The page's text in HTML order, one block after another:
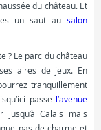
du château. Et
un saut au salon
? Le parc du château
aires de jeux. En
tranquillement
passe l’avenue
Calais mais